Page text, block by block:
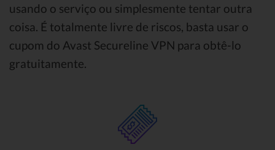
usando o serviço ou simplesmente tentar outra
coisa. É totalmente livre de riscos, basta usar o
cupom do Avast Secureline VPN para obtê-lo
gratuitamente.